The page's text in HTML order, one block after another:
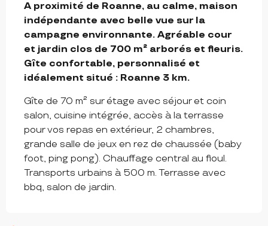
A proximité de Roanne, au calme, maison
indépendante avec belle vue sur la
campagne environnante. Agréable cour
et jardin clos de 700 m² arborés et fleuris.
Gîte confortable, personnalisé et
idéalement situé : Roanne 3 km.
Gîte de 70 m² sur étage avec séjour et coin
salon, cuisine intégrée, accès à la terrasse
pour vos repas en extérieur, 2 chambres,
grande salle de jeux en rez de chaussée (baby
foot, ping pong). Chauffage central au fioul.
Transports urbains à 500 m. Terrasse avec
bbq, salon de jardin.